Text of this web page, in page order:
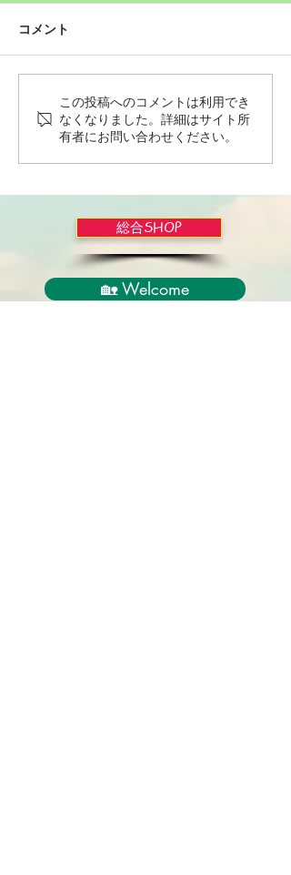
Wordだけで作っちゃおう
～★みことば職人るちゃ
ん('◇')ゞ
コメント
この投稿へのコメントは利用でき
なくなりました。詳細はサイト所
有者にお問い合わせください。
総合SHOP
🏡 Welcome